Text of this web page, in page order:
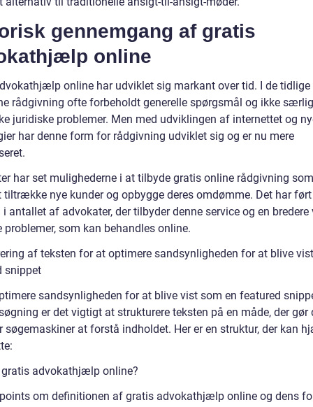
gennemgang af gratis
online
online har udviklet sig markant over tid. I de tidlige
rådgivning ofte forbeholdt generelle spørgsmål og ikke særlig
juridiske problemer. Men med udviklingen af internettet og
har denne form for rådgivning udviklet sig og er nu mere
har set mulighederne i at tilbyde gratis online rådgivning
tiltrække nye kunder og opbygge deres omdømme. Det har
antallet af advokater, der tilbyder denne service og en
problemer, som kan behandles online.
af teksten for at optimere sandsynligheden for at blive
snippet
sandsynligheden for at blive vist som en featured
er det vigtigt at strukturere teksten på en måde, der gør
søgemaskiner at forstå indholdet. Her er en struktur, der kan
gratis advokathjælp online?
om definitionen af gratis advokathjælp online og dens